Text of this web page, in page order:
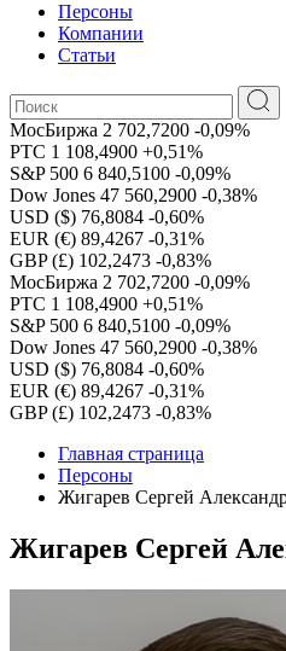
Персоны
Компании
Статьи
МосБиржа 2 702,7200 -0,09%
РТС 1 108,4900 +0,51%
S&P 500 6 840,5100 -0,09%
Dow Jones 47 560,2900 -0,38%
USD ($) 76,8084 -0,60%
EUR (€) 89,4267 -0,31%
GBP (£) 102,2473 -0,83%
МосБиржа 2 702,7200 -0,09%
РТС 1 108,4900 +0,51%
S&P 500 6 840,5100 -0,09%
Dow Jones 47 560,2900 -0,38%
USD ($) 76,8084 -0,60%
EUR (€) 89,4267 -0,31%
GBP (£) 102,2473 -0,83%
Главная страница
Персоны
Жигарев Сергей
Жигарев Сергей